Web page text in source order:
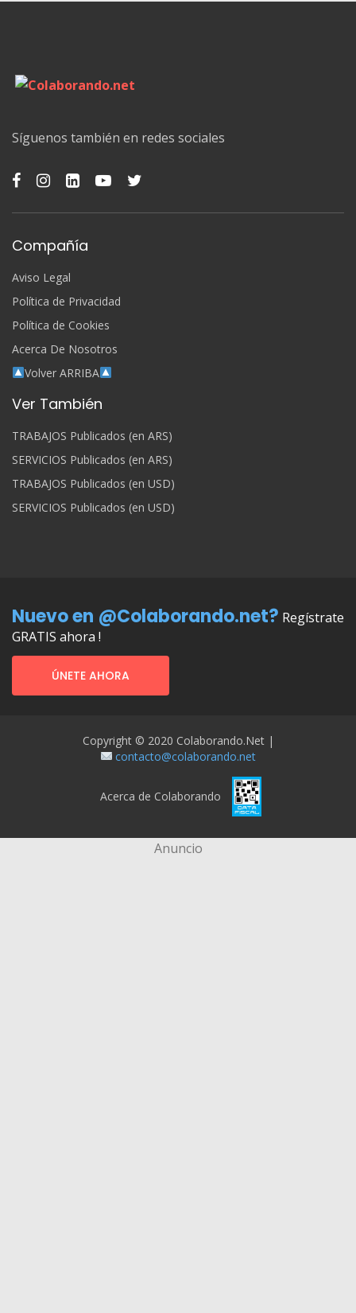
Síguenos también en redes sociales
Compañía
Aviso Legal
Política de Privacidad
Política de Cookies
Acerca De Nosotros
Volver ARRIBA
Ver También
TRABAJOS Publicados (en ARS)
SERVICIOS Publicados (en ARS)
TRABAJOS Publicados (en USD)
SERVICIOS Publicados (en USD)
Nuevo en @Colaborando.net? Regístrate
GRATIS ahora !
ÚNETE AHORA
Copyright © 2020 Colaborando.net |
contacto@colaborando.net
Acerca de Colaborando
Anuncio